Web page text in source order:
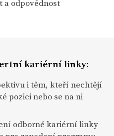
a odpovědnost
kariérní linky:
i těm, kteří nechtějí
pozici nebo se na ni
odborné kariérní linky